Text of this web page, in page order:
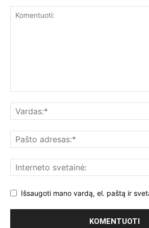
Išsaugoti mano vardą, el. paštą ir